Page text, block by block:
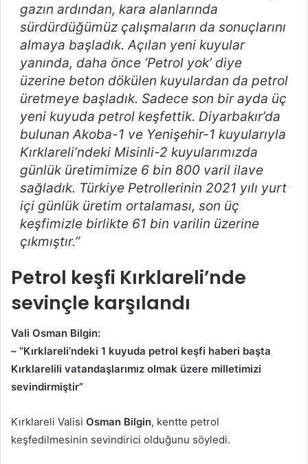
gazın ardından, kara alanlarında
sürdürdüğümüz çalışmaların da sonuçlarını
almaya başladık. Açılan yeni kuyular
yanında, daha önce ‘Petrol yok’ diye
üzerine beton dökülen kuyulardan da petrol
üretmeye başladık. Sadece son bir ayda üç
yeni kuyuda petrol keşfettik. Diyarbakır’da
bulunan Akoba-1 ve Yenişehir-1 kuyularıyla
Kırklareli’ndeki Misinli-2 kuyularımızda
günlük üretimimize 6 bin 800 varil ilave
sağladık. Türkiye Petrollerinin 2021 yılı yurt
içi günlük üretim ortalaması, son üç
keşfimizle birlikte 61 bin varilin üzerine
çıkmıştır.”
Petrol keşfi Kırklareli’nde
sevinçle karşılandı
Vali Osman Bilgin:
– “Kırklareli’ndeki 1 kuyuda petrol keşfi haberi başta
Kırklarelili vatandaşlarımız olmak üzere milletimizi
sevindirmiştir”
Kırklareli Valisi Osman Bilgin, kentte petrol
keşfedilmesinin sevindirici olduğunu söyledi.